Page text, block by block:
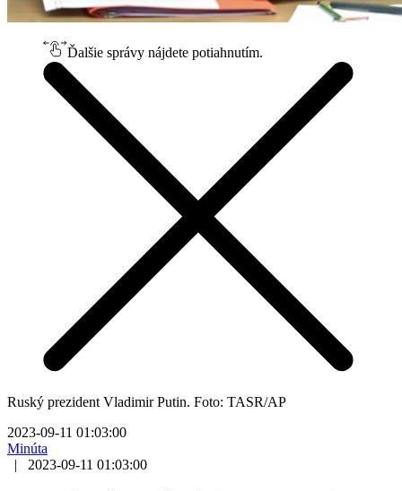
Ďalšie správy nájdete potiahnutím.
Ruský prezident Vladimir Putin. Foto: TASR/AP
2023-09-11 01:03:00
Minúta
|
2023-09-11 01:03:00